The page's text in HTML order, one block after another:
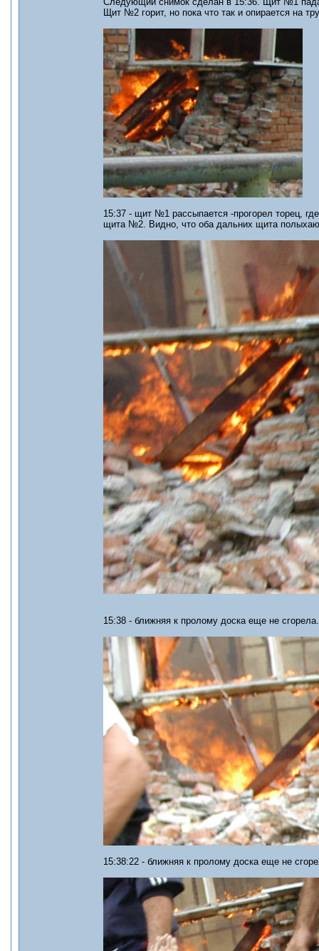
Щит №2 горит, но пока что так и опирается на
15:37 - щит №1 рассыпается -прогорел торец,
щита №2. Видно, что оба дальних щита
15:38 - ближняя к пролому доска еще не сгорела.
15:38:22 - ближняя к пролому доска еще не